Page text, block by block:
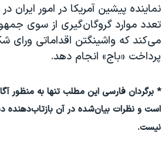
نماینده پیشین آمریکا در امور ایران
تعدد موارد گروگان‌گیری از سوی
می‌کند که واشینگتن اقداماتی ورای
پرداخت «باج» انجام دهد.
* برگردان فارسی این مطلب تنها به منظور
است و نظرات بیان‌شده در آن بازتاب‌دهنده
نیست.